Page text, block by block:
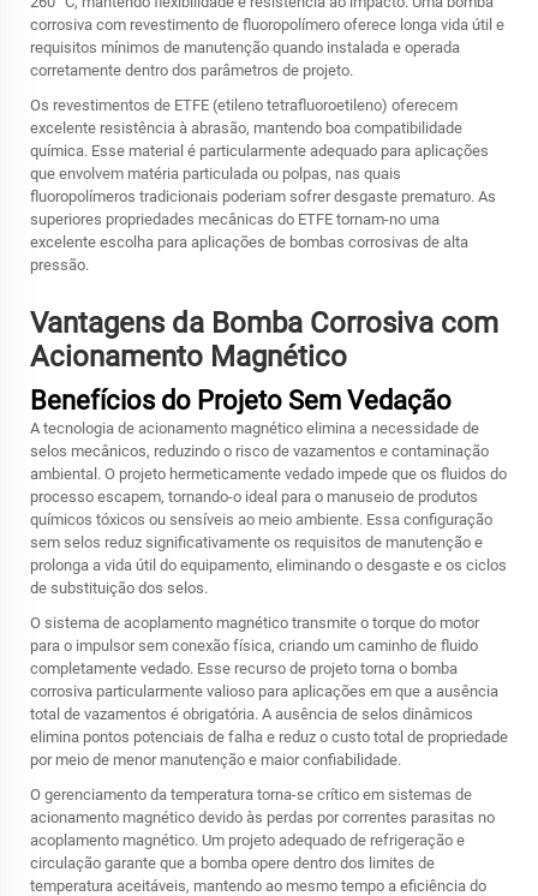
corrosiva com revestimento de fluoropolímero oferece longa vida útil e
requisitos mínimos de manutenção quando instalada e operada
corretamente dentro dos parâmetros de projeto.
Os revestimentos de ETFE (etileno tetrafluoroetileno) oferecem
excelente resistência à abrasão, mantendo boa compatibilidade
química. Esse material é particularmente adequado para aplicações
que envolvem matéria particulada ou polpas, nas quais
fluoropolímeros tradicionais poderiam sofrer desgaste prematuro. As
superiores propriedades mecânicas do ETFE tornam-no uma
excelente escolha para aplicações de bombas corrosivas de alta
pressão.
Vantagens da Bomba Corrosiva com
Acionamento Magnético
Benefícios do Projeto Sem Vedação
A tecnologia de acionamento magnético elimina a necessidade de
selos mecânicos, reduzindo o risco de vazamentos e contaminação
ambiental. O projeto hermeticamente vedado impede que os fluidos do
processo escapem, tornando-o ideal para o manuseio de produtos
químicos tóxicos ou sensíveis ao meio ambiente. Essa configuração
sem selos reduz significativamente os requisitos de manutenção e
prolonga a vida útil do equipamento, eliminando o desgaste e os ciclos
de substituição dos selos.
O sistema de acoplamento magnético transmite o torque do motor
para o impulsor sem conexão física, criando um caminho de fluido
completamente vedado. Esse recurso de projeto torna o bomba
corrosiva particularmente valioso para aplicações em que a ausência
total de vazamentos é obrigatória. A ausência de selos dinâmicos
elimina pontos potenciais de falha e reduz o custo total de propriedade
por meio de menor manutenção e maior confiabilidade.
O gerenciamento da temperatura torna-se crítico em sistemas de
acionamento magnético devido às perdas por correntes parasitas no
acoplamento magnético. Um projeto adequado de refrigeração e
circulação garante que a bomba opere dentro dos limites de
temperatura aceitáveis, mantendo ao mesmo tempo a eficiência do